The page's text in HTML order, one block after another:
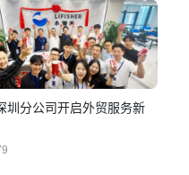
圳分公司开启外贸服务新